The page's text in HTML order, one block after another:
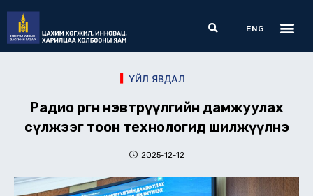
content
Search
ENG
ҮЙЛ ЯВДАЛ
Радио өргөн нэвтрүүлгийн дамжуулах
сүлжээг тоон технологид шилжүүлнэ
2025-12-12